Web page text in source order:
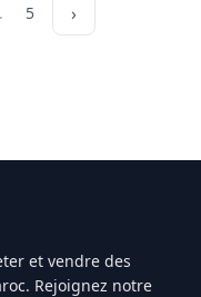
5 ›
et vendre des
Rejoignez notre